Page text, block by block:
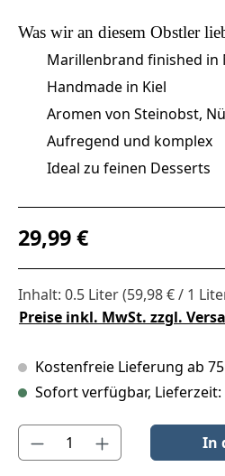
Was wir an diesem Obstler
Marillenbrand finished in
Handmade in Kiel
Aromen von Steinobst,
Aufregend und komplex
Ideal zu feinen Desserts
Regulärer Preis:
29,99 €
Inhalt: 0.5 Liter(59,98 € / 1
Preise inkl. MwSt. zzgl.
Kostenfreie Lieferung ab
Sofort verfügbar, Lieferzeit:
Produkt Anzahl: Gib den
In